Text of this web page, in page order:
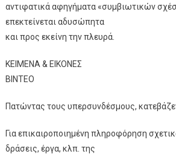
αντιφατικά αφηγήματα «συμβιωτικών
επεκτείνεται αδυσώπητα
και προς εκείνη την πλευρά.
ΚΕΙΜΕΝΑ & ΕΙΚΟΝΕΣ
ΒΙΝΤΕΟ
Πατώντας τους υπερσυνδέσμους,
Για επικαιροποιημένη πληροφόρηση
δράσεις, έργα, κλπ. της